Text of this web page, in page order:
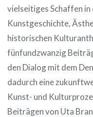
vielseitiges Schaffen in
Kunstgeschichte,
historischen
fünfundzwanzig
den Dialog mit dem
dadurch eine
Kunst- und
Beiträgen von Uta